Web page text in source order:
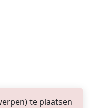
te plaatsen